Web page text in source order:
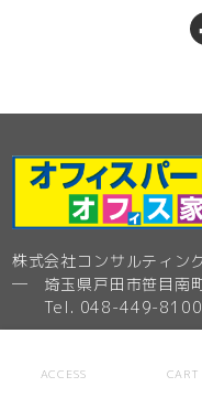
株式会社コンサルティン
─ 埼玉県戸田市笹目南
Tel. 048-449-8100
─ 埼玉県戸田市笹目南
ACCESS CART